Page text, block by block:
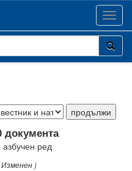
документа
ред
Изменен )